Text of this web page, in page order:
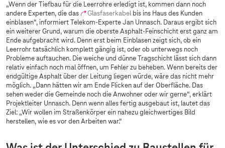
„Wenn der Tiefbau für die Leerrohre erledigt ist, kommen dann noch
andere Experten, die das
Glasfaserkabel bis ins Haus des Kunden
einblasen“, informiert Telekom-Experte Jan Unnasch. Daraus ergibt sich
ein weiterer Grund, warum die oberste Asphalt-Feinschicht erst ganz am
Ende aufgebracht wird. Denn erst beim Einblasen zeigt sich, ob ein
Leerrohr tatsächlich komplett gängig ist, oder ob unterwegs noch
Probleme auftauchen. Die weiche und dünne Tragschicht lässt sich dann
relativ einfach noch mal öffnen, um Fehler zu beheben. Wenn bereits der
endgültige Asphalt über der Leitung liegen würde, wäre das nicht mehr
möglich. „Dann hätten wir am Ende Flicken auf der Oberfläche. Das
sehen weder die Gemeinde noch die Anwohner oder wir gerne“, erklärt
Projektleiter Unnasch. Denn wenn alles fertig ausgebaut ist, lautet das
Ziel: „Wir wollen im Straßenkörper ein nahezu gleichwertiges Bild
herstellen, wie es vor den Arbeiten war.“